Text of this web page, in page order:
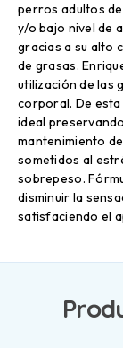
perros adultos
y/o bajo nivel de
gracias a su alto
de grasas.
utilización de las
corporal. De esta
ideal
mantenimiento
sometidos al
sobrepeso.
disminuir la
satisfaciendo el